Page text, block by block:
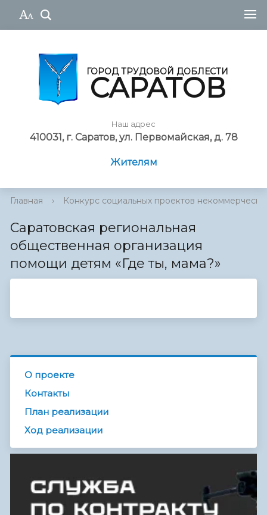
ГОРОД ТРУДОВОЙ ДОБЛЕСТИ
САРАТОВ
Наш адрес
410031, г. Саратов, ул. Первомайская, д. 78
Жителям
Главная › Конкурс социальных проектов некоммерческ...
Саратовская региональная
общественная организация
помощи детям «Где ты, мама?»
О проекте
Контакты
План реализации
Ход реализации